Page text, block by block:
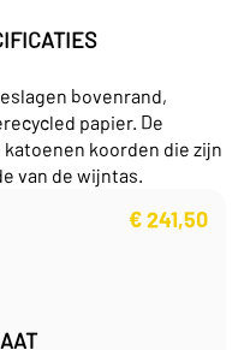
bovenrand,
papier. De
koorden die zijn
van de wijntas.
€241,50